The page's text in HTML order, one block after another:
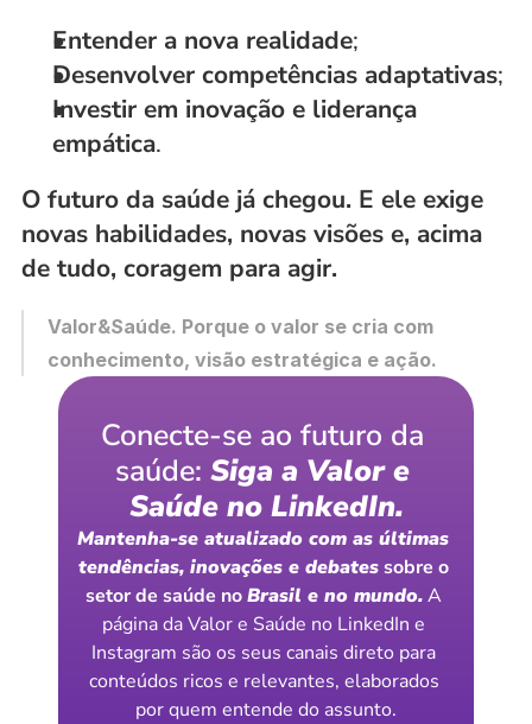
Entender a nova realidade;
Desenvolver competências adaptativas;
Investir em inovação e liderança
empática.
O futuro da saúde já chegou. E ele exige
novas habilidades, novas visões e, acima
de tudo, coragem para agir.
Valor&Saúde. Porque o valor se cria com
conhecimento, visão estratégica e ação.
Conecte-se ao futuro da
saúde: Siga a Valor e
Saúde no LinkedIn.
Mantenha-se atualizado com as últimas
tendências, inovações e debates sobre o
setor de saúde no Brasil e no mundo. A
página da Valor e Saúde no LinkedIn e
Instagram são os seus canais direto para
conteúdos ricos e relevantes, elaborados
por quem entende do assunto.